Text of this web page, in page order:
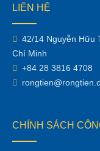
LIÊN HỆ
42/14 Nguyễn Hữu
Chí Minh
+84 28 3816 4708
CHÍNH SÁCH